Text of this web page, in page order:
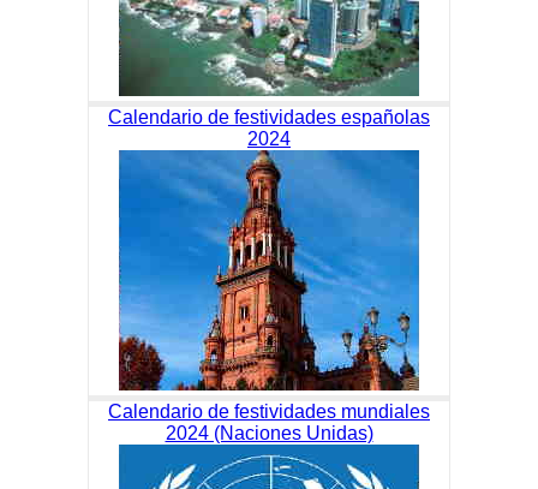
Calendario de festividades españolas
2024
Calendario de festividades mundiales
2024 (Naciones Unidas)